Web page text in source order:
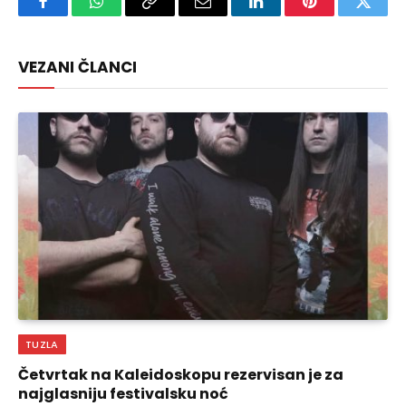
FacebookWhatsAppCopy
Email LinkedInPinterest
VEZANI ČLANCI
TUZLA
Četvrtak na Kaleidoskopu rezervisan je za
najglasniju festivalsku noć